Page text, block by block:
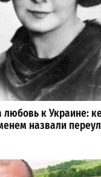
любовь к Украине:
назвали